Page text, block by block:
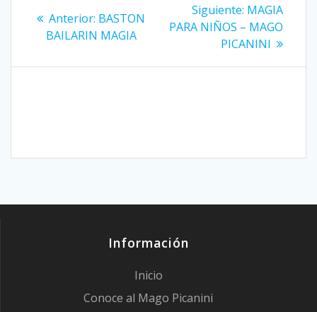
entradas
Anterior: Entrada
anterior:
BASTON
BAILARIN MAGIA
Siguiente: Siguiente
entrada:
MAGIA
PARA NIÑOS – MAGO
PICANINI
Información
Inicio
Conoce al Mago Picanini